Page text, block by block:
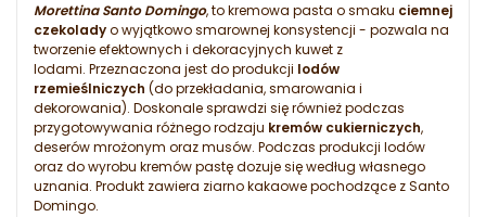
Morettina Santo Domingo, to kremowa pasta o smaku ciemnej
czekoladyo wyjątkowo smarownej konsystencji - pozwala na
tworzenie efektownych i dekoracyjnych kuwet z
lodami. Przeznaczona jest do produkcji lodów
rzemieślniczych (do przekładania, smarowania i
dekorowania). Doskonale sprawdzi się również podczas
przygotowywania różnego rodzaju kremów cukierniczych,
deserów mrożonym oraz musów. Podczas produkcji lodów
oraz do wyrobu kremów pastę dozuje się według własnego
uznania. Produkt zawiera ziarno kakaowe pochodzące z Santo
Domingo.